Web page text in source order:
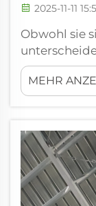
2025-11-11
Obwohl sie
und
erfahren,
MEHR